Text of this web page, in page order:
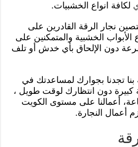
لكافة انواع الخشبيات.
نجار الرقة القادرين على
الأبواب الخشبية والمتمكنين على
دون الإلحاق بأي خدش أو تلف
تجدنا بجوارك لمساعدتك في
دون انتظارك لوقت طويل ،
أعمالنا على مستوى الكويت
أعمال النجارة.